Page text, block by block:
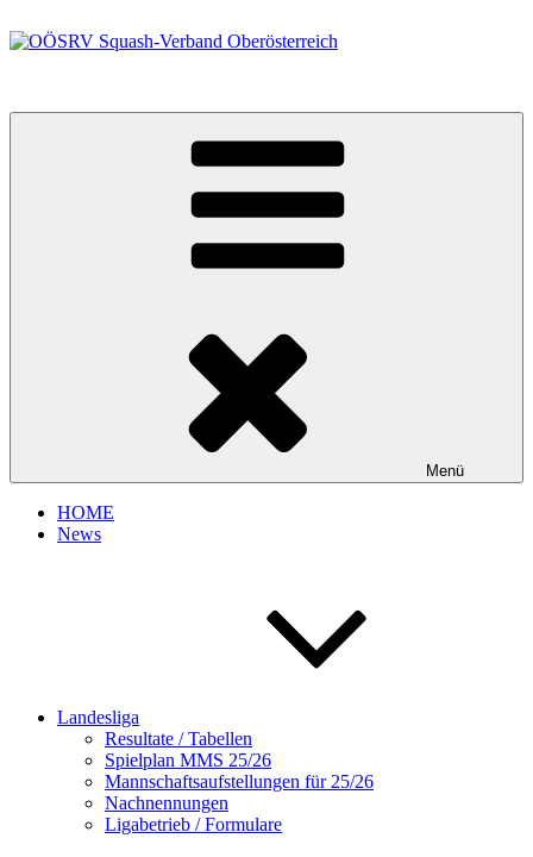
Inhalt
Menü
HOME
News
Landesliga
Resultate / Tabellen
Spielplan MMS 25/26
Mannschaftsaufstellungen für 25/26
Nachnennungen
Ligabetrieb / Formulare